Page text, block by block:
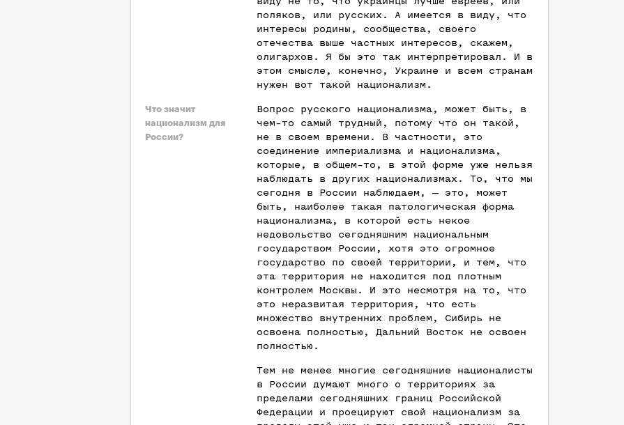
поляков, или русских. А имеется в виду, что
интересы родины, сообщества, своего
отечества выше частных интересов, скажем,
олигархов. Я бы это так интерпретировал. И в
этом смысле, конечно, Украине и всем странам
нужен вот такой национализм.
Что значит
национализм для
России?
Вопрос русского национализма, может быть, в
чем-то самый трудный, потому что он такой,
не в своем времени. В частности, это
соединение империализма и национализма,
которые, в общем-то, в этой форме уже нельзя
наблюдать в других национализмах. То, что мы
сегодня в России наблюдаем, — это, может
быть, наиболее такая патологическая форма
национализма, в которой есть некое
недовольство сегодняшним национальным
государством России, хотя это огромное
государство по своей территории, и тем, что
эта территория не находится под плотным
контролем Москвы. И это несмотря на то, что
это неразвитая территория, что есть
множество внутренних проблем, Сибирь не
освоена полностью, Дальний Восток не освоен
полностью.
Тем не менее многие сегодняшние националисты
в России думают много о территориях за
пределами сегодняшних границ Российской
Федерации и проецируют свой национализм за